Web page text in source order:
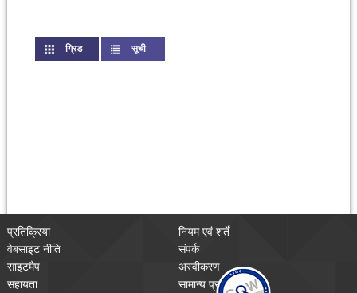
ग्रिड(active tab) सूची
प्रतिक्रिया
नियम एवं शर्तें
वेबसाइट नीति
संपर्क
साइटमैप
अस्वीकरण
सहायता
सामान्य प्रश्न